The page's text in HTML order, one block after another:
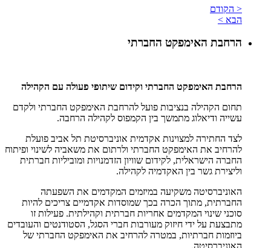
< הקודם
הבא >
הרחבת האימפקט החברתי
הרחבת האימפקט החברתי וקידום שיתופי פעולה עם הקהילה
תחום הקהילה בנציבות פועל להרחבת האימפקט החברתי ולקדם
עשייה ודיאלוג מתמשך בין הקמפוס לקהילה הרחבה.
לצד החתירה למצוינות אקדמית אוניברסיטת תל אביב פועלת
להרחיב את האימפקט החברתי ולרתום את משאביה לשינוי ופיתוח
החברה הישראלית, לקידום שוויון הזדמנויות ומוביליות חברתית
וליצירת גשר בין האקדמיה לקהילה.
האוניברסיטה משקיעה במיזמים המקדמים את השפעתה
החברתית, מתוך הכרה בכך שמוסדות אקדמיים צריכים להיות
סוכני שינוי המקדמים אחריות חברתית וקהילתית. פעילות זו
מתבצעת על ידי חיזוק מעורבות חברי הסגל, הסטודנטים והעובדים
ביוזמות חברתיות, במטרה להרחיב את האימפקט החברתי של
האוניברסיטה.